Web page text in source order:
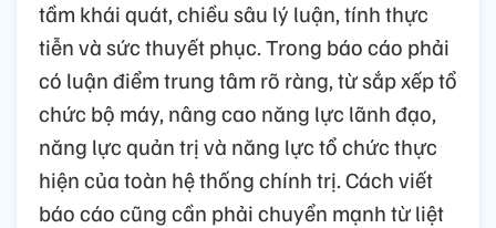
tầm khái quát, chiều sâu lý luận, tính thực
tiễn và sức thuyết phục. Trong báo cáo phải
có luận điểm trung tâm rõ ràng, từ sắp xếp tổ
chức bộ máy, nâng cao năng lực lãnh đạo,
năng lực quản trị và năng lực tổ chức thực
hiện của toàn hệ thống chính trị. Cách viết
báo cáo cũng cần phải chuyển mạnh từ liệt